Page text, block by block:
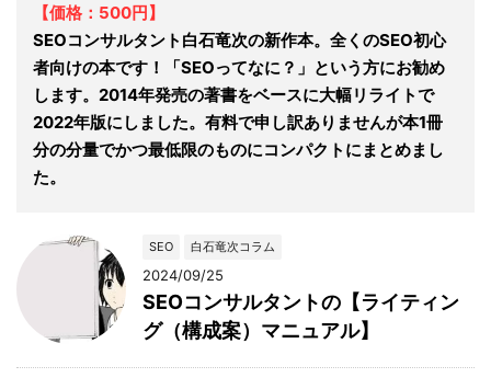
【価格：500円】
SEOコンサルタント白石竜次の新作本。全くのSEO初心
者向けの本です！「SEOってなに？」という方にお勧め
します。2014年発売の著書をベースに大幅リライトで
2022年版にしました。有料で申し訳ありませんが本1冊
分の分量でかつ最低限のものにコンパクトにまとめまし
た。
SEO 白石竜次コラム
2024/09/25
SEOコンサルタントの【ライティン
グ（構成案）マニュアル】